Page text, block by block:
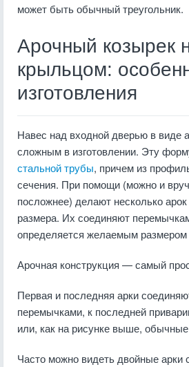
может быть обычный треугольник.
Арочный козырек
крыльцом:
изготовления
Навес над входной дверью в виде
сложным в изготовлении. Эту
стальной трубы, причем из
сечения. При помощи (можно и
посложнее) делают несколько арок
размера. Их соединяют
определяется желаемым размером
Арочная конструкция — самый
Первая и последняя арки
перемычками, к последней
или, как на рисунке выше,
Часто можно видеть двойные арки